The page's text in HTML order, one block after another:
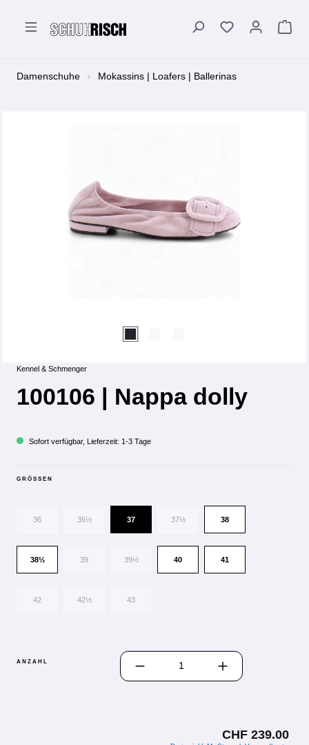
Damenschuhe Mokassins | Loafers | Ballerinas
Kennel & Schmenger
100106 | Nappa dolly
Sofort verfügbar, Lieferzeit: 1-3 Tage
GRÖSSEN
36 36½ 37 37½ 38
38½ 39 39½ 40 41
42 42½ 43
ANZAHL
PRODUKT ANZAHL: GIB DEN
CHF 239.00